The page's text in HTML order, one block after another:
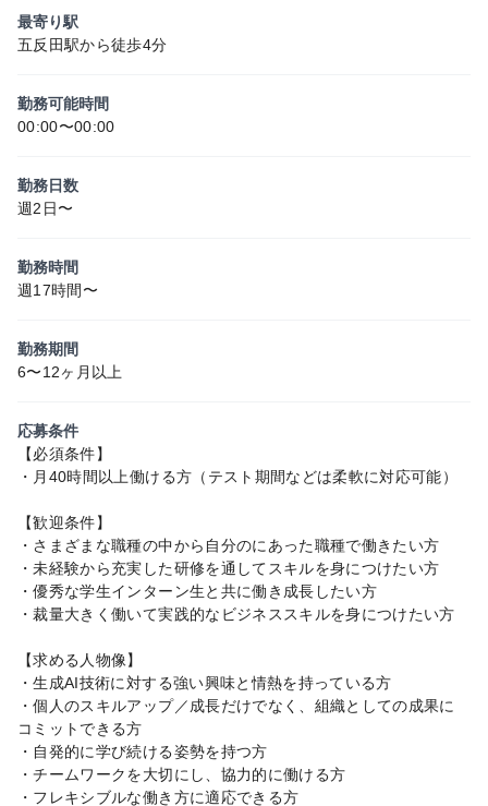
最寄り駅
五反田駅から徒歩4分
勤務可能時間
00:00〜00:00
勤務日数
週2日〜
勤務時間
週17時間〜
勤務期間
6〜12ヶ月以上
応募条件
【必須条件】
・月40時間以上働ける方（テスト期間などは柔軟に対応可能）
【歓迎条件】
・さまざまな職種の中から自分のにあった職種で働きたい方
・未経験から充実した研修を通してスキルを身につけたい方
・優秀な学生インターン生と共に働き成長したい方
・裁量大きく働いて実践的なビジネススキルを身につけたい方
【求める人物像】
・生成AI技術に対する強い興味と情熱を持っている方
・個人のスキルアップ／成長だけでなく、組織としての成果に
コミットできる方
・自発的に学び続ける姿勢を持つ方
・チームワークを大切にし、協力的に働ける方
・フレキシブルな働き方に適応できる方